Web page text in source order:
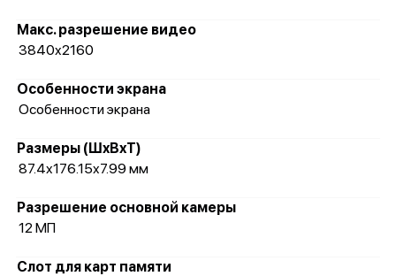
Макс. разрешение видео
3840x2160
Особенности экрана
Особенности экрана
Размеры (ШxВxТ)
87.4x176.15x7.99 мм
Разрешение основной камеры
12 МП
Слот для карт памяти